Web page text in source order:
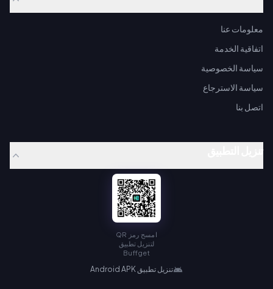
معلومات عنا
اتفاقية الخدمة
سياسة الخصوصية
سياسة الاسترجاع
اتصل بنا
امسح رمز QR
لتنزيل تطبيق
Buffget
تنزيل تطبيق Android APK